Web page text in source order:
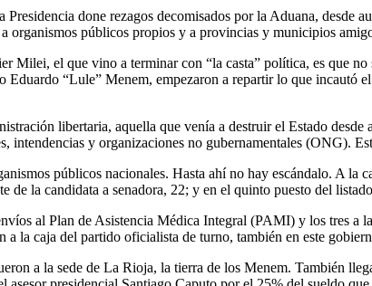
Presidencia done rezagos decomisados por la Aduana, desde
organismos públicos propios y a provincias y municipios
Milei, el que vino a terminar con “la casta” política, es que
Eduardo “Lule” Menem, empezaron a repartir lo que incautó
libertaria, aquella que venía a destruir el Estado
intendencias y organizaciones no gubernamentales (ONG).
públicos nacionales. Hasta ahí no hay escándalo. A
de la candidata a senadora, 22; y en el quinto puesto del
al Plan de Asistencia Médica Integral (PAMI) y los tres a
a la caja del partido oficialista de turno, también en este
a la sede de La Rioja, la tierra de los Menem. También